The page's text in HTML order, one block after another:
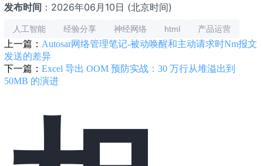
发布时间 ：2026年06月10日 (北京时间)
人工智能 经验分享 神经网络 html 产品运营
上一篇： Autosar网络管理笔记-被动唤醒和主动请求时Nm报文
发送的差异
下一篇： Excel 导出 OOM 预防实战：30 万行从堆溢出到
50MB 的演进